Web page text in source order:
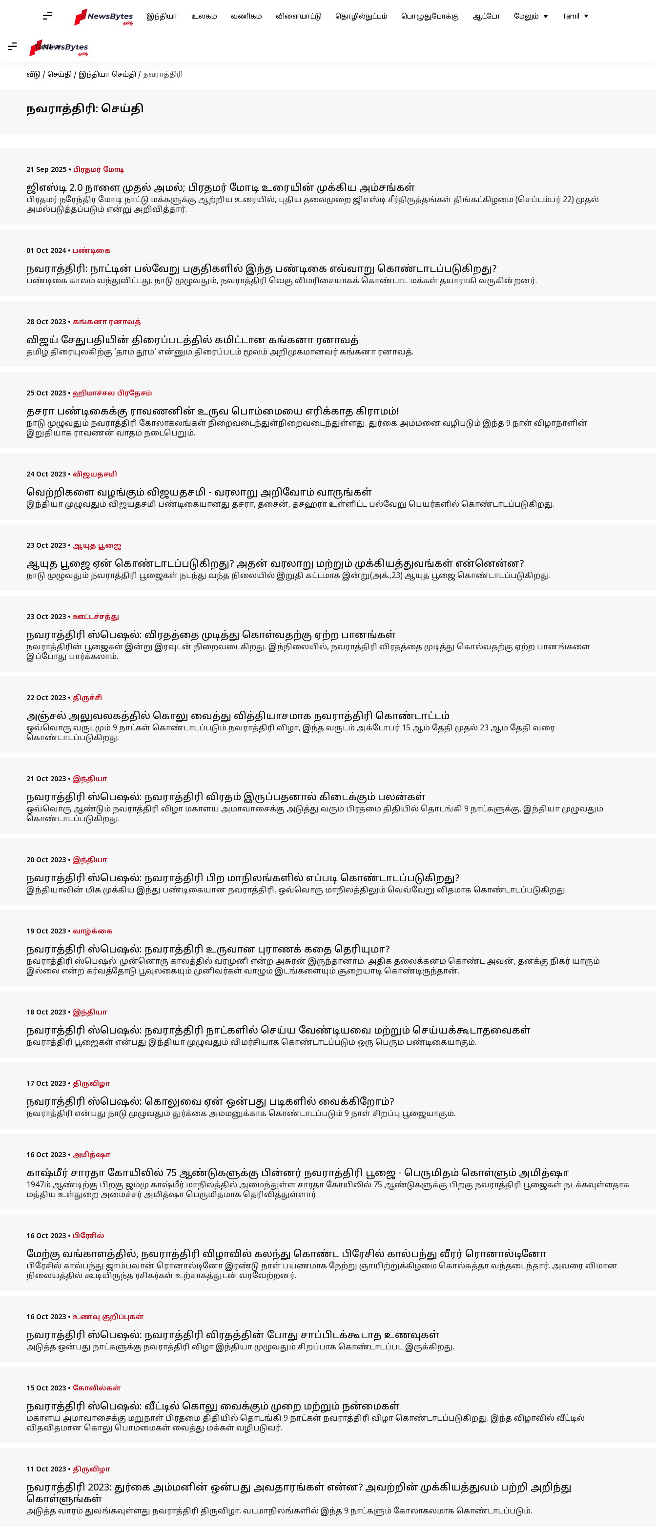
இந்தியா உலகம் வணிகம் விளையாட்டு தொழில்நுட்பம் பொழுதுபோக்கு ஆட்டோ மேலும் Tamil
Tamil
வீடு / செய்தி / இந்தியா செய்தி / நவராத்திரி
நவராத்திரி: செய்தி
21 Sep 2025 • பிரதமர் மோடி
ஜிஎஸ்டி 2.0 நாளை முதல் அமல்; பிரதமர் மோடி உரையின் முக்கிய அம்சங்கள்
பிரதமர் நரேந்திர மோடி நாட்டு மக்களுக்கு ஆற்றிய உரையில், புதிய தலைமுறை ஜிஎஸ்டி சீர்திருத்தங்கள் திங்கட்கிழமை (செப்டம்பர் 22) முதல்
அமல்படுத்தப்படும் என்று அறிவித்தார்.
01 Oct 2024 • பண்டிகை
நவராத்திரி: நாட்டின் பல்வேறு பகுதிகளில் இந்த பண்டிகை எவ்வாறு கொண்டாடப்படுகிறது?
பண்டிகை காலம் வந்துவிட்டது. நாடு முழுவதும், நவராத்திரி வெகு விமரிசையாகக் கொண்டாட மக்கள் தயாராகி வருகின்றனர்.
28 Oct 2023 • கங்கனா ரனாவத்
விஜய் சேதுபதியின் திரைப்படத்தில் கமிட்டான கங்கனா ரனாவத்
தமிழ் திரையுலகிற்கு 'தாம் தூம்' என்னும் திரைப்படம் மூலம் அறிமுகமானவர் கங்கனா ரனாவத்.
25 Oct 2023 • ஹிமாச்சல பிரதேசம்
தசரா பண்டிகைக்கு ராவணனின் உருவ பொம்மையை எரிக்காத கிராமம்!
நாடு முழுவதும் நவராத்திரி கோலாகலங்கள் நிறைவடைந்துள்நிறைவடைந்துள்ளது. துர்கை அம்மனை வழிபடும் இந்த 9 நாள் விழாநாளின்
இறுதியாக ராவணன் வாதம் நடைபெறும்.
24 Oct 2023 • விஜயதசமி
வெற்றிகளை வழங்கும் விஜயதசமி - வரலாறு அறிவோம் வாருங்கள்
இந்தியா முழுவதும் விஜயதசமி பண்டிகையானது தசரா, தசைன், தசஹரா உள்ளிட்ட பல்வேறு பெயர்களில் கொண்டாடப்படுகிறது.
23 Oct 2023 • ஆயுத பூஜை
ஆயுத பூஜை ஏன் கொண்டாடப்படுகிறது? அதன் வரலாறு மற்றும் முக்கியத்துவங்கள் என்னென்ன?
நாடு முழுவதும் நவராத்திரி பூஜைகள் நடந்து வந்த நிலையில் இறுதி கட்டமாக இன்று(அக்.,23) ஆயுத பூஜை கொண்டாடப்படுகிறது.
23 Oct 2023 • ஊட்டச்சத்து
நவராத்திரி ஸ்பெஷல்: விரதத்தை முடித்து கொள்வதற்கு ஏற்ற பானங்கள்
நவராத்திரின் பூஜைகள் இன்று இரவுடன் நிறைவடைகிறது. இந்நிலையில், நவராத்திரி விரதத்தை முடித்து கொல்வதற்கு ஏற்ற பானங்களை
இப்போது பார்க்கலாம்.
22 Oct 2023 • திருச்சி
அஞ்சல் அலுவலகத்தில் கொலு வைத்து வித்தியாசமாக நவராத்திரி கொண்டாட்டம்
ஒவ்வொரு வருடமும் 9 நாட்கள் கொண்டாடப்படும் நவராத்திரி விழா, இந்த வருடம் அக்டோபர் 15 ஆம் தேதி முதல் 23 ஆம் தேதி வரை
கொண்டாடப்படுகிறது.
21 Oct 2023 • இந்தியா
நவராத்திரி ஸ்பெஷல்: நவராத்திரி விரதம் இருப்பதனால் கிடைக்கும் பலன்கள்
ஒவ்வொரு ஆண்டும் நவராத்திரி விழா மகாளய அமாவாசைக்கு அடுத்து வரும் பிரதமை திதியில் தொடங்கி 9 நாட்களுக்கு, இந்தியா முழுவதும்
கொண்டாடப்படுகிறது.
20 Oct 2023 • இந்தியா
நவராத்திரி ஸ்பெஷல்: நவராத்திரி பிற மாநிலங்களில் எப்படி கொண்டாடப்படுகிறது?
இந்தியாவின் மிக முக்கிய இந்து பண்டிகையான நவராத்திரி, ஒவ்வொரு மாநிலத்திலும் வெவ்வேறு விதமாக கொண்டாடப்படுகிறது.
19 Oct 2023 • வாழ்க்கை
நவராத்திரி ஸ்பெஷல்: நவராத்திரி உருவான புராணக் கதை தெரியுமா?
நவராத்திரி ஸ்பெஷல்: முன்னொரு காலத்தில் வரமுனி என்ற அசுரன் இருந்தானாம். அதிக தலைக்கனம் கொண்ட அவன், தனக்கு நிகர் யாரும்
இல்லை என்ற கர்வத்தோடு பூவுலகையும் முனிவர்கள் வாழும் இடங்களையும் சூறையாடி கொண்டிருந்தான்.
18 Oct 2023 • இந்தியா
நவராத்திரி ஸ்பெஷல்: நவராத்திரி நாட்களில் செய்ய வேண்டியவை மற்றும் செய்யக்கூடாதவைகள்
நவராத்திரி பூஜைகள் என்பது இந்தியா முழுவதும் விமர்சியாக கொண்டாடப்படும் ஒரு பெரும் பண்டிகையாகும்.
17 Oct 2023 • திருவிழா
நவராத்திரி ஸ்பெஷல்: கொலுவை ஏன் ஒன்பது படிகளில் வைக்கிறோம்?
நவராத்திரி என்பது நாடு முழுவதும் துர்க்கை அம்மனுக்காக கொண்டாடப்படும் 9 நாள் சிறப்பு பூஜையாகும்.
16 Oct 2023 • அமித்ஷா
காஷ்மீர் சாரதா கோயிலில் 75 ஆண்டுகளுக்கு பின்னர் நவராத்திரி பூஜை - பெருமிதம் கொள்ளும் அமித்ஷா
1947ம் ஆண்டிற்கு பிறகு ஜம்மு காஷ்மீர் மாநிலத்தில் அமைந்துள்ள சாரதா கோயிலில் 75 ஆண்டுகளுக்கு பிறகு நவராத்திரி பூஜைகள் நடக்கவுள்ளதாக
மத்திய உள்துறை அமைச்சர் அமித்ஷா பெருமிதமாக தெரிவித்துள்ளார்.
16 Oct 2023 • பிரேசில்
மேற்கு வங்காளத்தில், நவராத்திரி விழாவில் கலந்து கொண்ட பிரேசில் கால்பந்து வீரர் ரொனால்டினோ
பிரேசில் கால்பந்து ஜாம்பவான் ரொனால்டினோ இரண்டு நாள் பயணமாக நேற்று ஞாயிற்றுக்கிழமை கொல்கத்தா வந்தடைந்தார். அவரை விமான
நிலையத்தில் கூடியிருந்த ரசிகர்கள் உற்சாகத்துடன் வரவேற்றனர்.
16 Oct 2023 • உணவு குறிப்புகள்
நவராத்திரி ஸ்பெஷல்: நவராத்திரி விரதத்தின் போது சாப்பிடக்கூடாத உணவுகள்
அடுத்த ஒன்பது நாட்களுக்கு நவராத்திரி விழா இந்தியா முழுவதும் சிறப்பாக கொண்டாடப்பட இருக்கிறது.
15 Oct 2023 • கோவில்கள்
நவராத்திரி ஸ்பெஷல்: வீட்டில் கொலு வைக்கும் முறை மற்றும் நன்மைகள்
மகாளய அமாவாசைக்கு மறுநாள் பிரதமை திதியில் தொடங்கி 9 நாட்கள் நவராத்திரி விழா கொண்டாடப்படுகிறது. இந்த விழாவில் வீட்டில்
விதவிதமான கொலு பொம்மைகள் வைத்து மக்கள் வழிபடுவர்.
11 Oct 2023 • திருவிழா
நவராத்திரி 2023: துர்கை அம்மனின் ஒன்பது அவதாரங்கள் என்ன? அவற்றின் முக்கியத்துவம் பற்றி அறிந்து
கொள்ளுங்கள்
அடுத்த வாரம் துவங்கவுள்ளது நவராத்திரி திருவிழா. வடமாநிலங்களில் இந்த 9 நாட்களும் கோலாகலமாக கொண்டாடப்படும்.